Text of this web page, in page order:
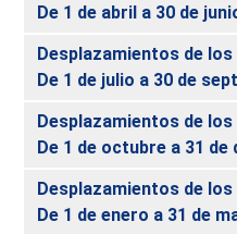
De 1 de abril a 30 de
Desplazamientos de
De 1 de julio a 30 de
Desplazamientos de
De 1 de octubre a 31 de
Desplazamientos de
De 1 de enero a 31 de